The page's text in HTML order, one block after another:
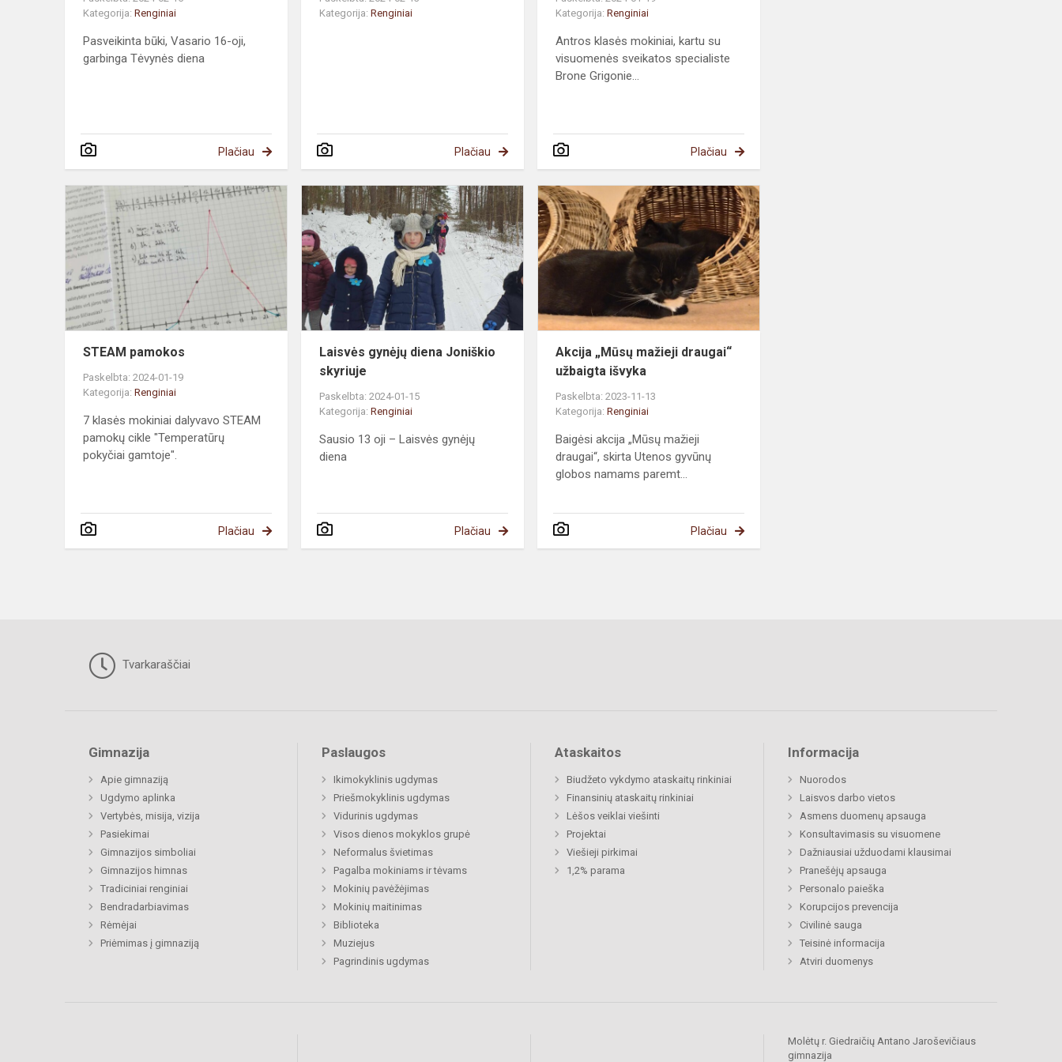
Kategorija: Renginiai
Pasveikinta būki, Vasario 16-oji,
garbinga Tėvynės diena
Plačiau
Kategorija:Renginiai
Plačiau
Kategorija:Renginiai
Antros klasės mokiniai, kartu su
visuomenės sveikatos specialiste
Brone Grigonie...
Plačiau
STEAM
pamokos
STEAM pamokos
Paskelbta: 2024-01-19
Kategorija: Renginiai
7 klasės mokiniai dalyvavo STEAM
pamokų cikle "Temperatūrų
pokyčiai gamtoje".
Plačiau
Laisvės
gynėjų
diena
Joniškio
skyriuje
Laisvės gynėjų diena Joniškio
skyriuje
Paskelbta: 2024-01-15
Kategorija:Renginiai
Sausio 13 oji – Laisvės gynėjų
diena
Plačiau
Akcija
„Mūsų
mažieji
draugai“
užbaigta
išvyka
Akcija „Mūsų mažieji draugai“
užbaigta išvyka
Paskelbta: 2023-11-13
Kategorija:Renginiai
Baigėsi akcija „Mūsų mažieji
draugai“, skirta Utenos gyvūnų
globos namams paremt...
Plačiau
Tvarkaraščiai
Gimnazija
Apie gimnaziją
Ugdymo aplinka
Vertybės, misija, vizija
Pasiekimai
Gimnazijos simboliai
Gimnazijos himnas
Tradiciniai renginiai
Bendradarbiavimas
Rėmėjai
Priėmimas į gimnaziją
Paslaugos
Ikimokyklinis ugdymas
Priešmokyklinis ugdymas
Vidurinis ugdymas
Visos dienos mokyklos grupė
Neformalus švietimas
Pagalba mokiniams ir tėvams
Mokinių pavėžėjimas
Mokinių maitinimas
Biblioteka
Muziejus
Pagrindinis ugdymas
Ataskaitos
Biudžeto vykdymo ataskaitų rinkiniai
Finansinių ataskaitų rinkiniai
Lėšos veiklai viešinti
Projektai
Viešieji pirkimai
1,2% parama
Informacija
Nuorodos
Laisvos darbo vietos
Asmens duomenų apsauga
Konsultavimasis su visuomene
Dažniausiai užduodami klausimai
Pranešėjų apsauga
Personalo paieška
Korupcijos prevencija
Civilinė sauga
Teisinė informacija
Atviri duomenys
Molėtų r. Giedraičių Antano Jaroševičiaus
gimnazija